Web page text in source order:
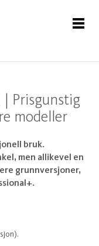
| Prisgunstig
modeller
bruk.
men allikevel en
grunnversjoner,